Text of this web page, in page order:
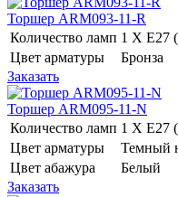
Торшер ARM093-11-R
Количество ламп 1 Х E27
Цвет арматуры
Бронза
Заказать
Торшер ARM095-11-N
Количество ламп 1 Х E27
Цвет арматуры
Темный
Цвет абажура
Белый
Заказать